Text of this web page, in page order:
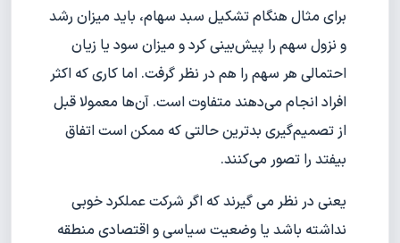
برای مثال هنگام تشکیل سبد سهام، باید میزان رشد
و نزول سهم را پیش‌بینی کرد و میزان سود یا زیان
احتمالی هر سهم را هم در نظر گرفت. اما کاری که اکثر
افراد انجام می‌دهند متفاوت است. آن‌ها معمولا قبل
از تصمیم‌گیری بدترین حالتی که ممکن است اتفاق
بیفتد را تصور می‌کنند.
یعنی در نظر می گیرند که اگر شرکت عملکرد خوبی
نداشته باشد یا وضعیت سیاسی و اقتصادی منطقه